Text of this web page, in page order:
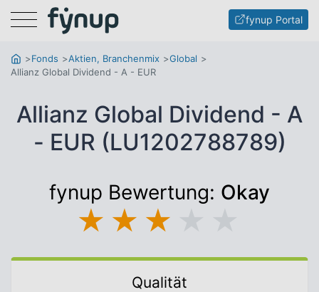
Menu fynup Portal
Fonds Aktien, Branchenmix
Global
Allianz Global Dividend - A - EUR
Allianz Global Dividend - A
- EUR (LU1202788789)
fynup Bewertung: Okay
★ ★ ★
Qualität